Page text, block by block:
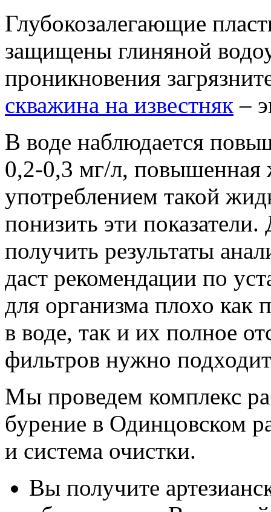
Глубокозалегающие
защищены глиняной
проникновения
скважина на известняк –
В воде наблюдается
0,2-0,3 мг/л, повышенная
употреблением такой
понизить эти
получить результаты
даст рекомендации по
для организма плохо как
в воде, так и их полное
фильтров нужно
Мы проведем комплекс
бурение в Одинцовском
и система очистки.
Вы получите